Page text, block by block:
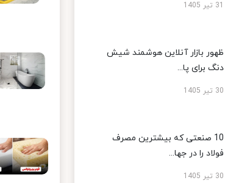
31 تیر 1405
ظهور بازار آنلاین هوشمند شیش
دنگ برای پا...
30 تیر 1405
10 صنعتی که بیشترین مصرف
فولاد را در جها...
30 تیر 1405